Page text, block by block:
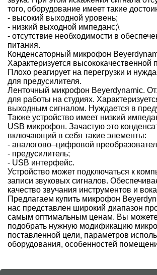
того, оборудование имеет такие
- высокий выходной уровень;
- низкий выходной импеданс;\
- отсутствие необходимости в
питания.
Конденсаторный микрофон
Характеризуется высококачественной
Плохо реагирует на перегрузки и
для предусилителя.
Ленточный микрофон Beyerdynamic.
для работы на студиях.
выходным сигналом. Нуждается в
Также устройство имеет низкий
USB микрофон. Зачастую это
включающий в себя такие элементы:
- аналогово–цифровой
- предусилитель;
- USB интерфейс.
Устройство может подключаться к
записи звуковых сигналов.
качество звучания инструментов и
Предлагаем купить микрофон
нас представлен широкий диапазон
самым оптимальным ценам. Вы можете
подобрать нужную модификацию
поставленной цели, параметров
оборудования, особенностей